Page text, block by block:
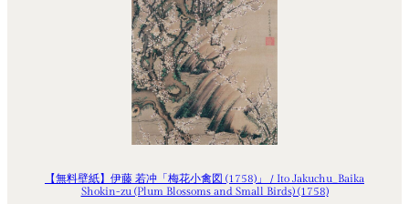
【無料壁紙】伊藤 若冲「梅花小禽図 (1758)」 / Ito Jakuchu_Baika
Shokin-zu (Plum Blossoms and Small Birds) (1758)